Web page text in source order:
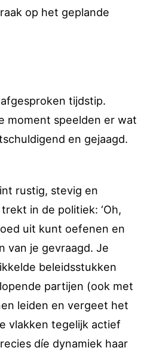
op het geplande
tijdstip.
moment speelden er wat
en gejaagd.
rustig, stevig en
in de politiek: ‘Oh,
uit kunt oefenen en
van je gevraagd. Je
beleidsstukken
partijen (ook met
leiden en vergeet het
vlakken tegelijk actief
díe dynamiek haar